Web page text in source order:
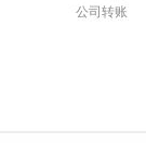
公司转账